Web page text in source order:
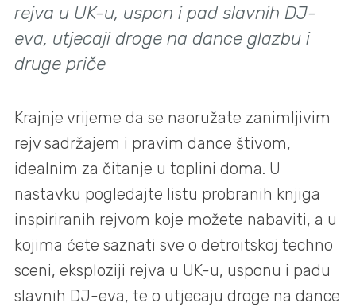
rejva u UK-u, uspon i pad slavnih DJ-
eva, utjecaji droge na dance glazbu i
druge priče
Krajnje vrijeme da se naoružate zanimljivim
rejv sadržajem i pravim dance štivom,
idealnim za čitanje u toplini doma. U
nastavku pogledajte listu probranih knjiga
inspiriranih rejvom koje možete nabaviti, a u
kojima ćete saznati sve o detroitskoj techno
sceni, eksploziji rejva u UK-u, usponu i padu
slavnih DJ-eva, te o utjecaju droge na dance